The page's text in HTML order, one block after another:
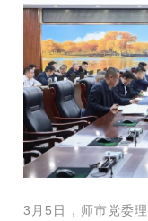
3月5日，师市党委